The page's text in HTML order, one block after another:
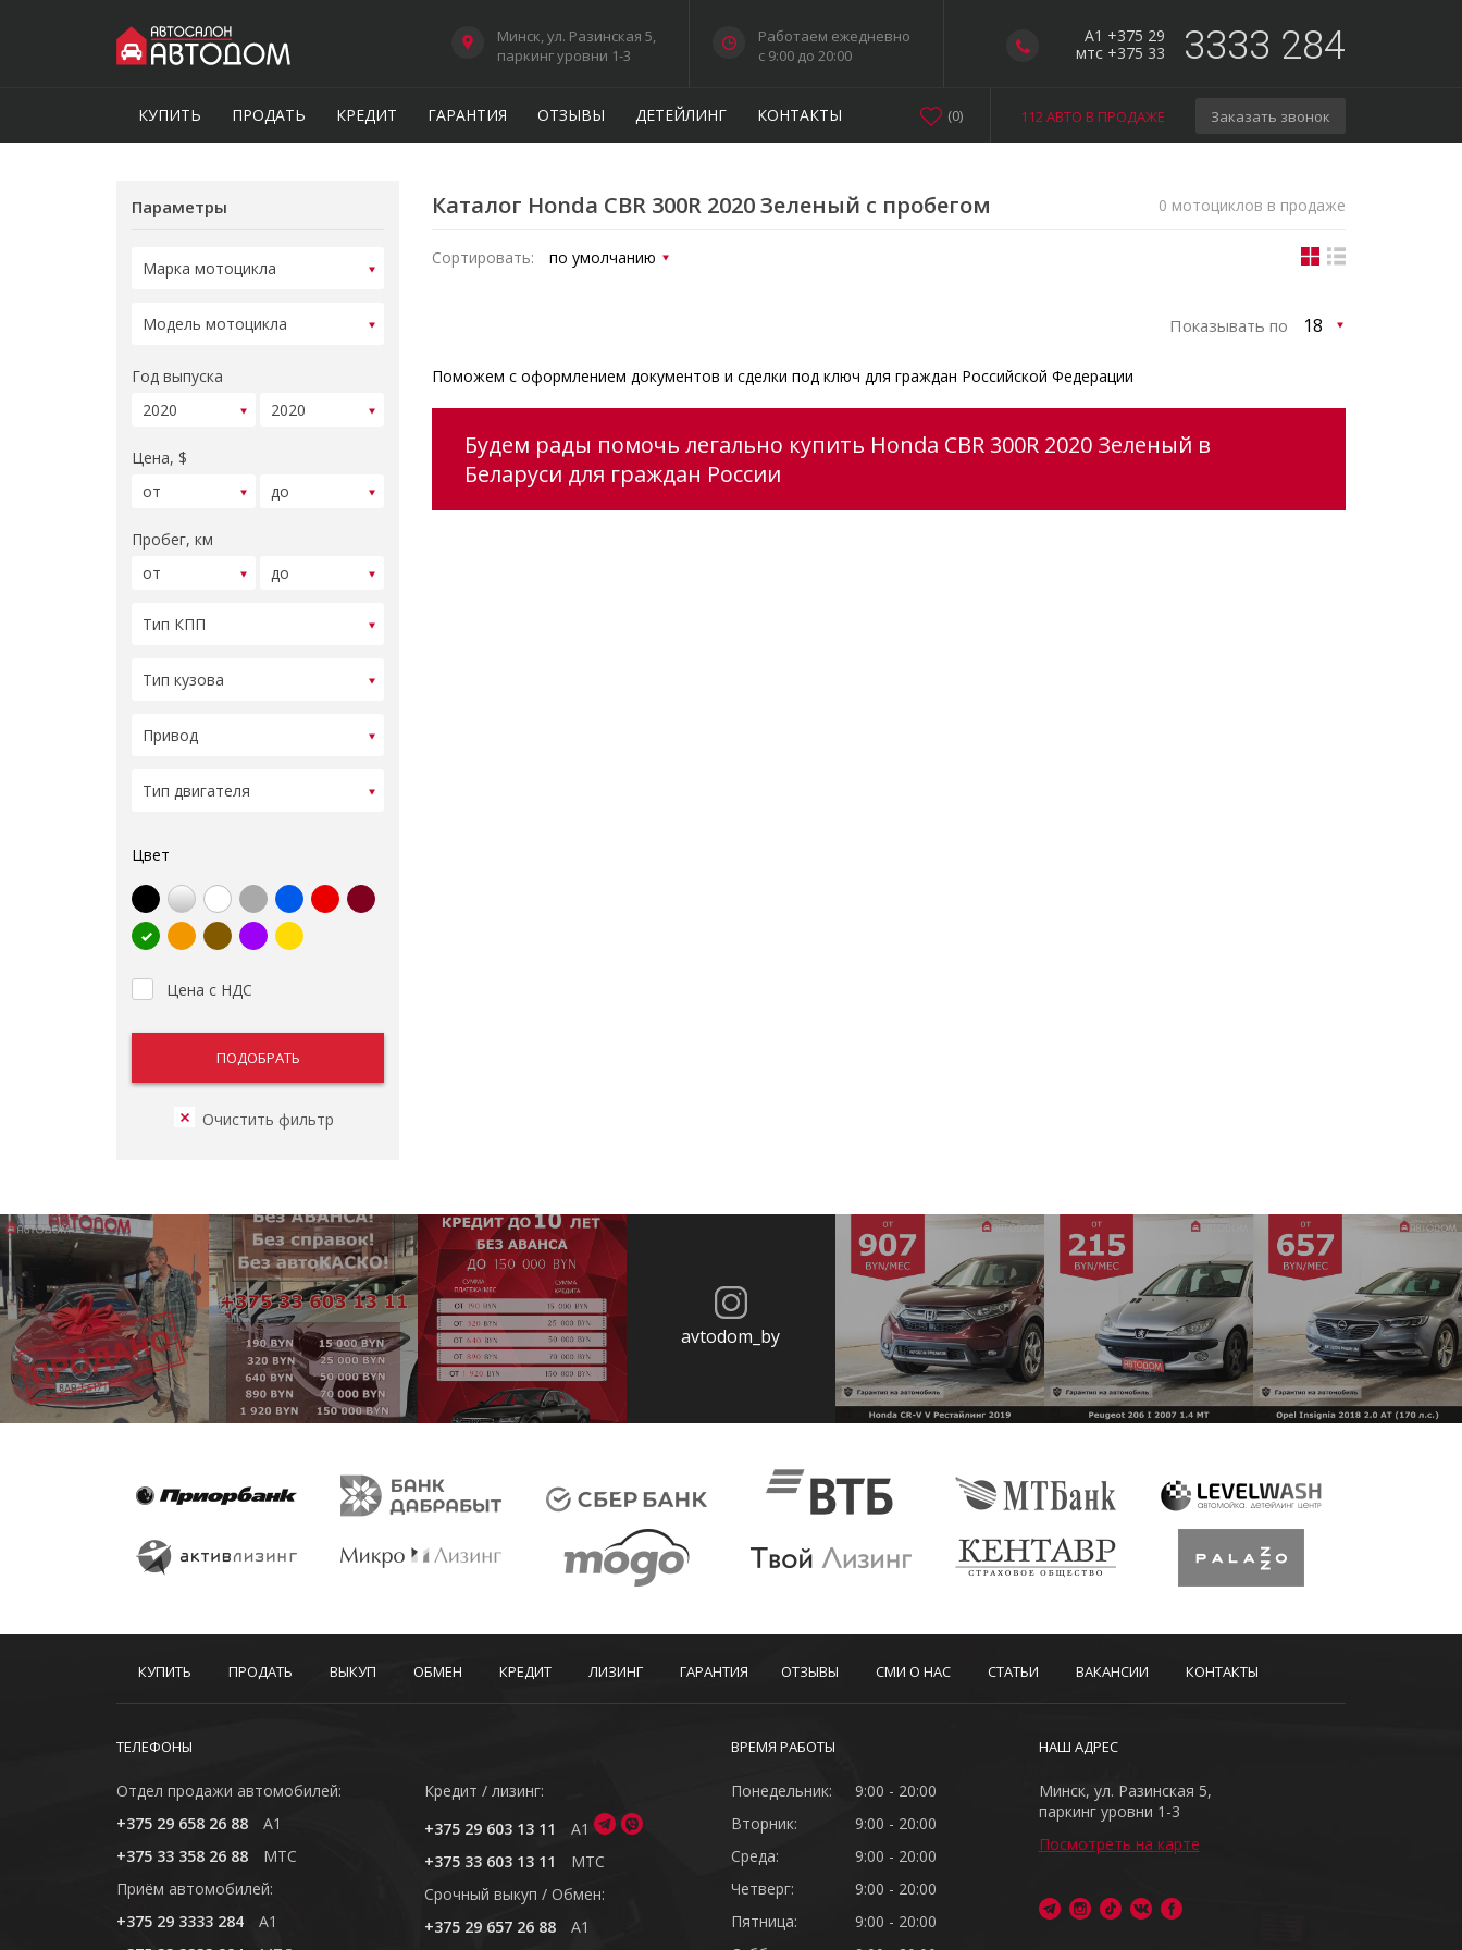
A1 +375 29
мтс +375 33
3333 284
Минск, ул. Разинская 5,
паркинг уровни 1-3
Работаем ежедневно
c 9:00 до 20:00
КУПИТЬ ПРОДАТЬ КРЕДИТ ГАРАНТИЯ ОТЗЫВЫ ДЕТЕЙЛИНГ КОНТАКТЫ 112 АВТО В ПРОДАЖЕ Заказать звонок
(0)
Параметры
Год выпуска
Цена, $
Пробег, км
Цвет
Цена с НДС
Каталог Honda CBR 300R 2020 Зеленый с пробегом 0 мотоциклов в продаже
Сортировать:
Показывать по
Поможем с оформлением документов и сделки под ключ для граждан Российской Федерации
Будем рады помочь легально купить Honda CBR 300R 2020 Зеленый в
Беларуси для граждан России
avtodom_by
КУПИТЬ ПРОДАТЬ ВЫКУП ОБМЕН КРЕДИТ ЛИЗИНГ ГАРАНТИЯ ОТЗЫВЫ СМИ О НАС СТАТЬИ ВАКАНСИИ КОНТАКТЫ
ТЕЛЕФОНЫ
Отдел продажи автомобилей:
+375 29 658 26 88
A1
+375 33 358 26 88
MTC
Приём автомобилей:
+375 29 3333 284
A1
Кредит / лизинг:
+375 29 603 13 11
A1
+375 33 603 13 11
MTC
Cрочный выкуп / Обмен:
+375 29 657 26 88
A1
ВРЕМЯ РАБОТЫ
Понедельник:
9:00 - 20:00
Вторник:
9:00 - 20:00
Среда:
9:00 - 20:00
Четверг:
9:00 - 20:00
Пятница:
9:00 - 20:00
НАШ АДРЕС
Минск, ул. Разинская 5,
паркинг уровни 1-3
Посмотреть на карте